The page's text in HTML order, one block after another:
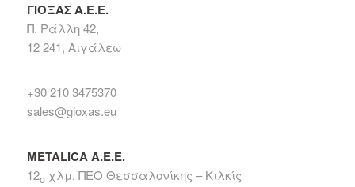
ΓΙΟΞΑΣ Α.Ε.Ε.
Π. Ράλλη 42,
12 241, Αιγάλεω
+30 210 3475370
sales@gioxas.eu
METALICA Α.Ε.Ε.
12ο χλμ. ΠΕΟ Θεσσαλονίκης – Κιλκίς